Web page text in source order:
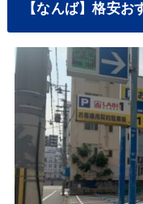
【なんば】格安お